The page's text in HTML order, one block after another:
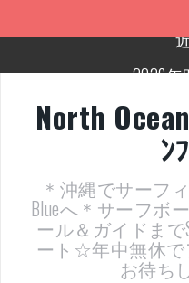
2026
ヤッチマ
支部長就任報告と
North
ﾝ
＊沖縄でサーフ
Blueへ＊サーフボ
ール＆ガイドまで
ート☆年中無休で
お待ち